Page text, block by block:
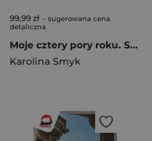
99,99 zł - sugerowana cena
detaliczna
Moje cztery pory roku. Smyk w kuchni
Karolina Smyk